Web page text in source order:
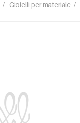
/ Gioielli per materiale /